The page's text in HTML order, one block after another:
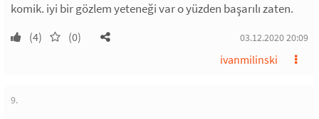
komik. iyi bir gözlem yeteneği var o yüzden başarılı zaten.
(4) (0) 03.12.2020 20:09
ivanmilinski
9.